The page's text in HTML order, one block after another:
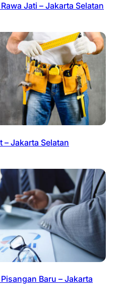
Jati – Jakarta Selatan
– Jakarta Selatan
Baru – Jakarta